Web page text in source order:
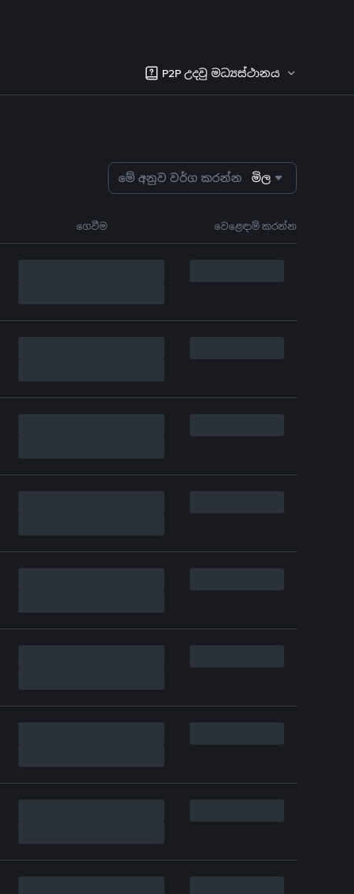
P2P උදවු මධ්‍යස්ථානය
මේ අනුව වර්ග කරන්න මිල
ගෙවීම වෙළෙඳාම් කරන්න